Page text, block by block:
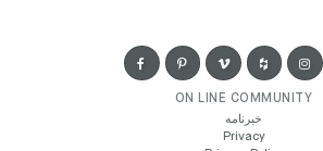
ON LINE COMMUNITY
خبرنامه
Privacy